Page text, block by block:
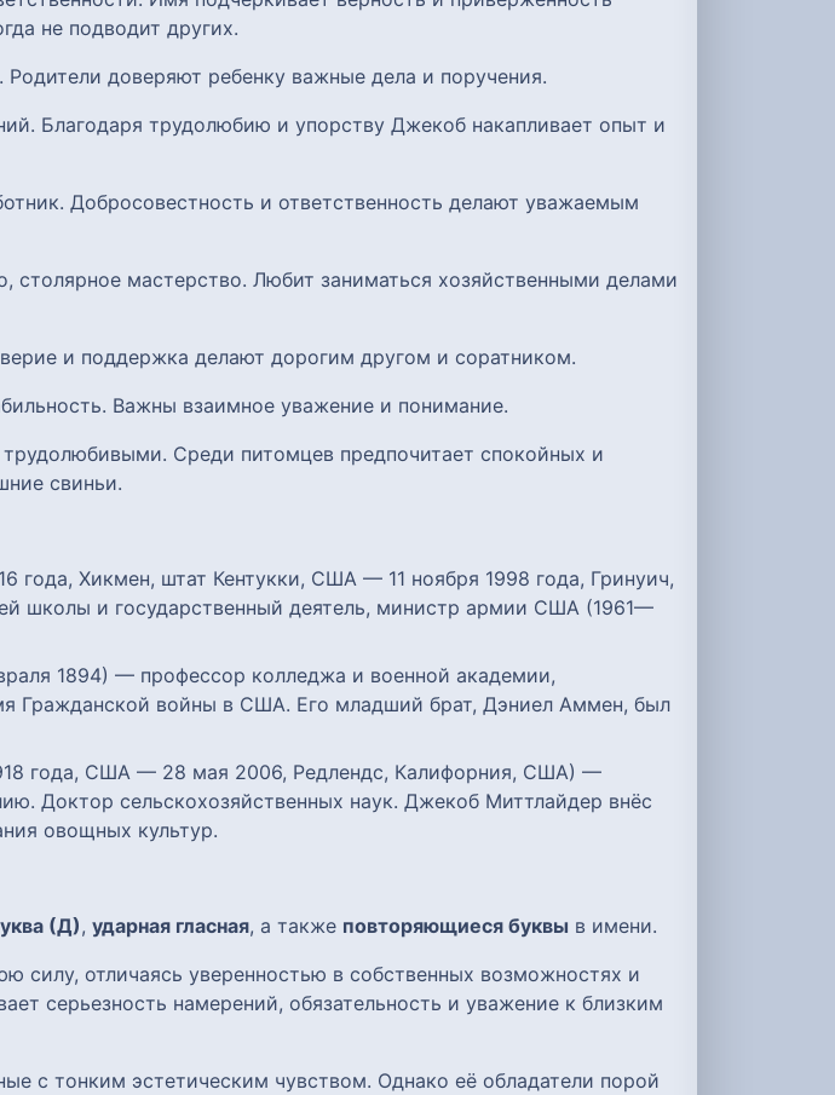
не подводит других.
доверяют ребенку важные дела и поручения.
Благодаря трудолюбию и упорству Джекоб накапливает опыт и
Добросовестность и ответственность делают уважаемым
столярное мастерство. Любит заниматься хозяйственными делами
и поддержка делают дорогим другом и соратником.
Важны взаимное уважение и понимание.
Среди питомцев предпочитает спокойных и
свиньи.
года, Хикмен, штат Кентукки, США — 11 ноября 1998 года, Гринуич,
школы и государственный деятель, министр армии США (1961—
1894) — профессор колледжа и военной академии,
Гражданской войны в США. Его младший брат, Дэниел Аммен, был
года, США — 28 мая 2006, Редлендс, Калифорния, США) —
Доктор сельскохозяйственных наук. Джекоб Миттлайдер внёс
овощных культур.
(Д), ударная гласная, а также повторяющиеся буквы в имени.
силу, отличаясь уверенностью в собственных возможностях и
серьезность намерений, обязательность и уважение к близким
с тонким эстетическим чувством. Однако её обладатели порой